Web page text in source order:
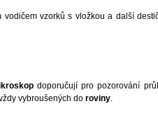
vodičem vzorků s vložkou a další
doporučují pro pozorování
vybroušených do roviny.